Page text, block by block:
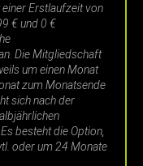
Erstlaufzeit von
€ und 0 €
Die Mitgliedschaft
um einen Monat
zum Monatsende
sich nach der
besteht die Option,
oder um 24 Monate